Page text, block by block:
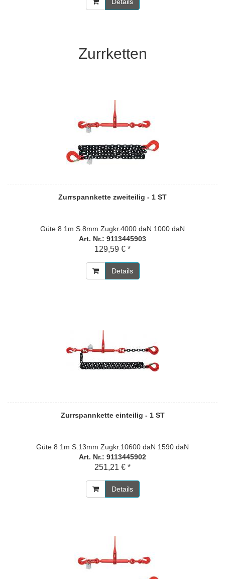
Zurrketten
Zurrspannkette zweiteilig - 1 ST
Güte 8 1m S.8mm Zugkr.4000 daN 1000 daN
Art. Nr.: 9113445903
129,59 € *
Details
Zurrspannkette einteilig - 1 ST
Güte 8 1m S.13mm Zugkr.10600 daN 1590 daN
Art. Nr.: 9113445902
251,21 € *
Details